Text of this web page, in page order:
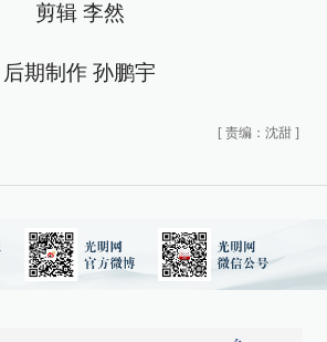
剪辑 李然
后期制作 孙鹏宇
[ 责编：沈甜 ]